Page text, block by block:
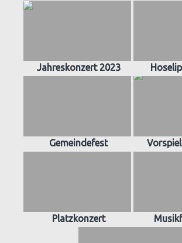
Jahreskonzert 2023
Gemeindefest
Platzkonzert